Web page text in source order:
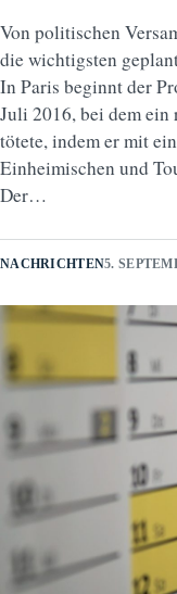
Von politischen
die wichtigsten
In Paris beginnt der
Juli 2016, bei dem
tötete, indem er mit
Einheimischen und
Der…
NACHRICHTEN5.